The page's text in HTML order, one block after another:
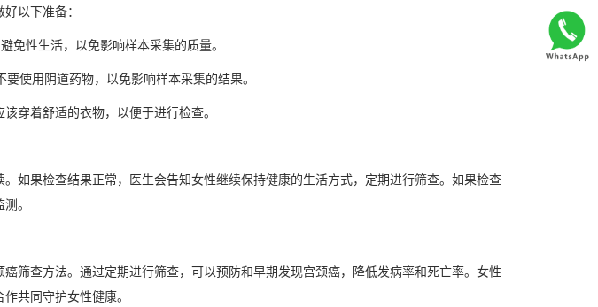
以下准备：
免性生活，以免影响样本采集的质量。
使用阴道药物，以免影响样本采集的结果。
穿着舒适的衣物，以便于进行检查。
如果检查结果正常，医生会告知女性继续保持健康的生活方式，定期进行筛查。如果检查
。
筛查方法。通过定期进行筛查，可以预防和早期发现宫颈癌，降低发病率和死亡率。女性
共同守护女性健康。